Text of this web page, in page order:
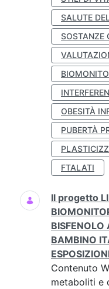
SALUTE
SOSTANZE
OBESITÀ
PUBERTÀ
FTALATI
Il progetto
BISFENOLO
BAMBINO
Contenuto
metaboliti e